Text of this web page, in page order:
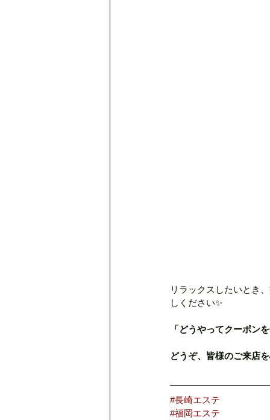
リラックスしたいとき
しください✨
「どうやってクーポン
どうぞ、皆様のご来店
#長崎エステ
#福岡エステ